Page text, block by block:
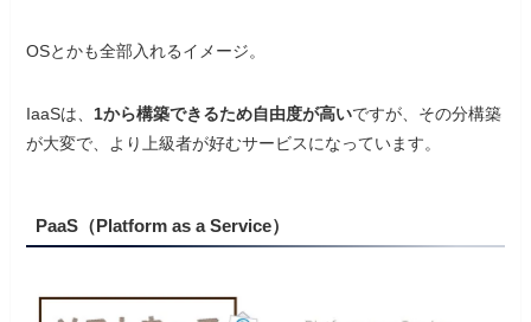
OSとかも全部入れるイメージ。
IaaSは、1から構築できるため自由度が高いですが、その分構築
が大変で、より上級者が好むサービスになっています。
PaaS（Platform as a Service）